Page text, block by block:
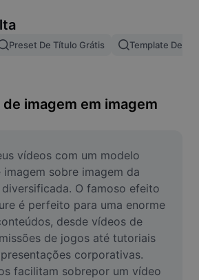
Preset De Título Grátis Template De
imagem em imagem
vídeos com um modelo
sobre imagem da
O famoso efeito
é perfeito para uma enorme
desde vídeos de
de jogos até tutoriais
corporativas.
facilitam sobrepor um vídeo